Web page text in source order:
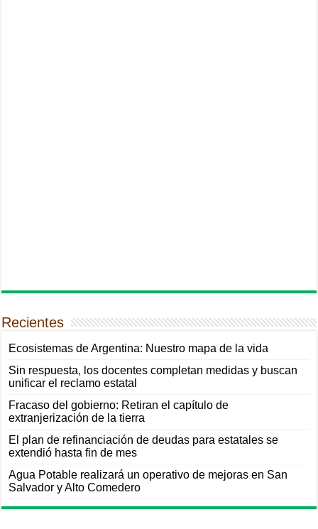
Recientes
Ecosistemas de Argentina: Nuestro mapa de la vida
Sin respuesta, los docentes completan medidas y buscan
unificar el reclamo estatal
Fracaso del gobierno: Retiran el capítulo de
extranjerización de la tierra
El plan de refinanciación de deudas para estatales se
extendió hasta fin de mes
Agua Potable realizará un operativo de mejoras en San
Salvador y Alto Comedero